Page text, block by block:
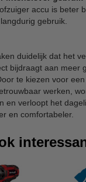
accu is beter
gebruik.
duidelijk dat het
bijdraagt aan meer
te kiezen voor
werken,
en verloopt het
en comfortabeler.